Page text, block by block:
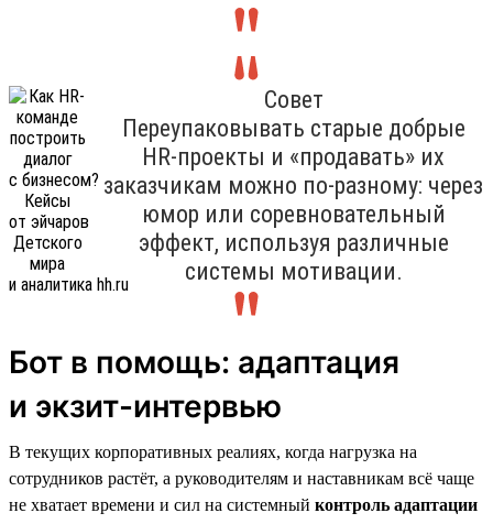
Совет
Переупаковывать старые добрые
HR-проекты и «продавать» их
заказчикам можно по-разному: через
юмор или соревновательный
эффект, используя различные
системы мотивации.
Бот в помощь: адаптация
и экзит-интервью
В текущих корпоративных реалиях, когда нагрузка на
сотрудников растёт, а руководителям и наставникам всё чаще
не хватает времени и сил на системный контроль адаптации